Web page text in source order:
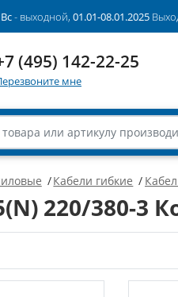
Вс- выходной, 01.01-08.01.2025
(495) 142-22-25
мне
Кабели гибкие
220/380-3